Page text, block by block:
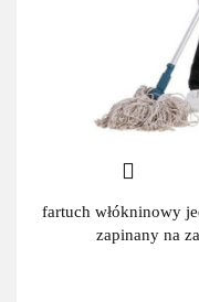
fartuch włókninowy
zapinany na